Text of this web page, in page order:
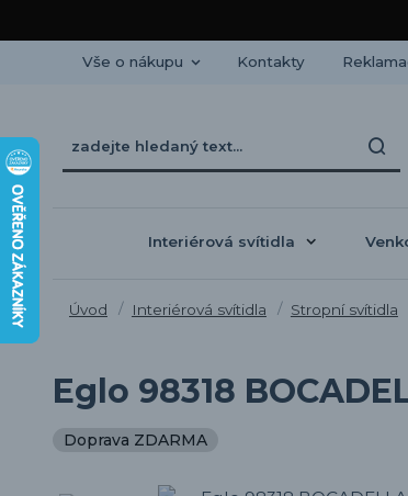
Vše o nákupu Kontakty
Interiérová svítidla
Úvod Interiérová svítidla Stropní svítidla
Eglo 98318
Doprava ZDARMA